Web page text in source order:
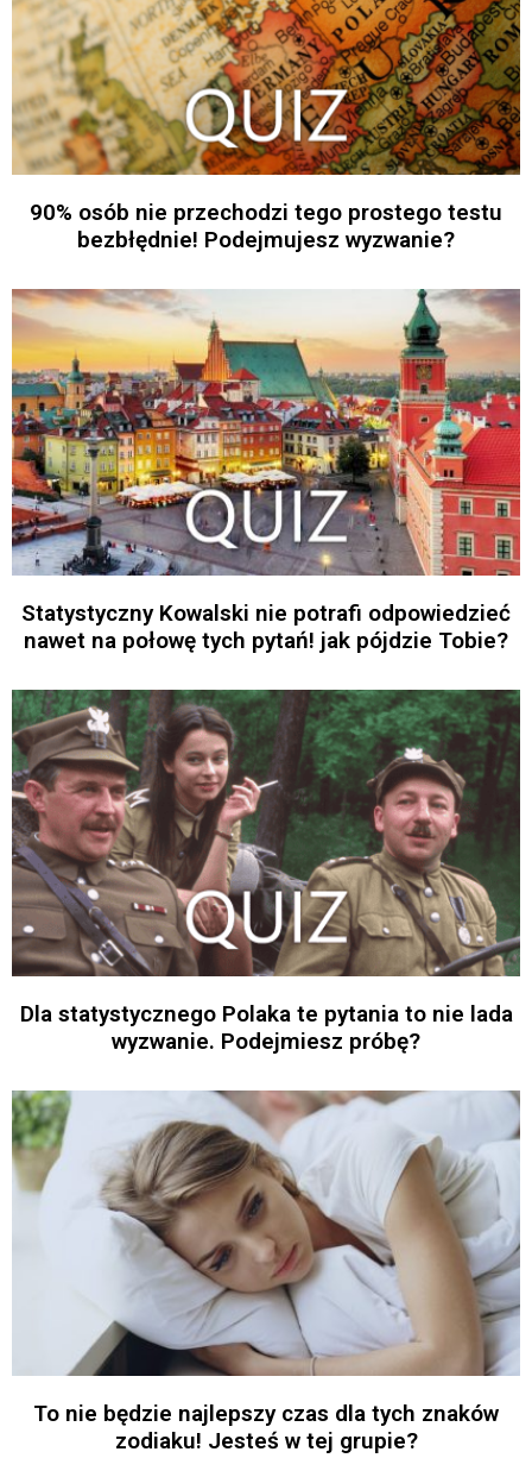
90% osób nie przechodzi tego prostego testu
bezbłędnie! Podejmujesz wyzwanie?
Statystyczny Kowalski nie potrafi odpowiedzieć
nawet na połowę tych pytań! jak pójdzie Tobie?
Dla statystycznego Polaka te pytania to nie lada
wyzwanie. Podejmiesz próbę?
To nie będzie najlepszy czas dla tych znaków
zodiaku! Jesteś w tej grupie?